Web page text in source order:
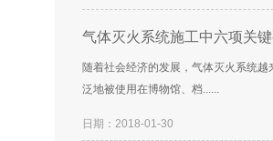
气体灭火系统施工中六项关
随着社会经济的发展，气体灭火系统越
泛地被使用在博物馆、档......
日期：2018-01-30